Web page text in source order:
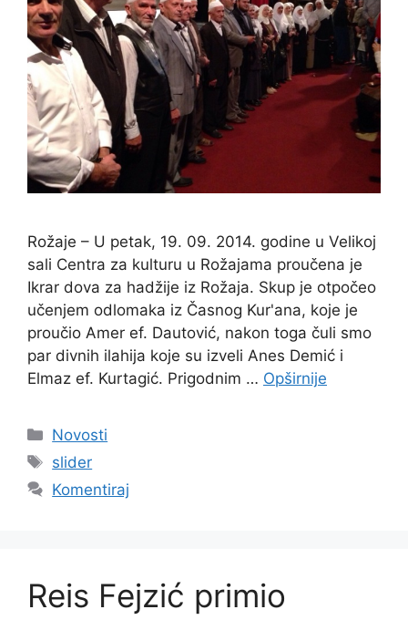
Rožaje – U petak, 19. 09. 2014. godine u Velikoj
sali Centra za kulturu u Rožajama proučena je
Ikrar dova za hadžije iz Rožaja. Skup je otpočeo
učenjem odlomaka iz Časnog Kur'ana, koje je
proučio Amer ef. Dautović, nakon toga čuli smo
par divnih ilahija koje su izveli Anes Demić i
Elmaz ef. Kurtagić. Prigodnim … Opširnije
Kategorije
Novosti
Oznake
slider
Komentiraj
Reis Fejzić primio